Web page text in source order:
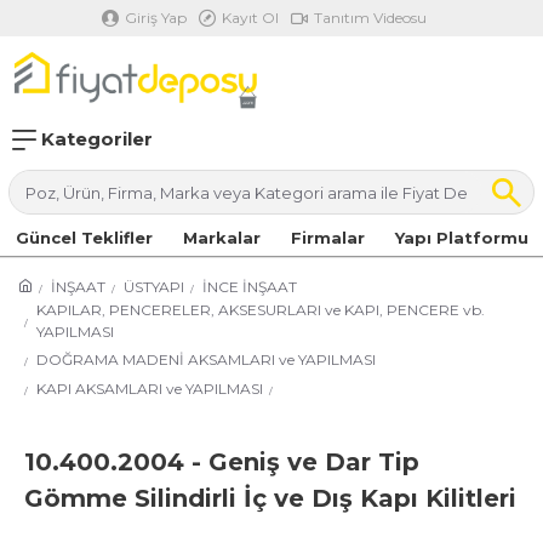
Giriş Yap Kayıt Ol Tanıtım Videosu
Kategoriler
Güncel Teklifler Markalar Firmalar Yapı Platformu
İNŞAAT ÜSTYAPI
İNCE İNŞAAT
KAPILAR, PENCERELER, AKSESURLARI ve KAPI, PENCERE vb.
YAPILMASI
DOĞRAMA MADENİ AKSAMLARI ve YAPILMASI
KAPI AKSAMLARI ve YAPILMASI
10.400.2004 - Geniş ve Dar Tip
Gömme Silindirli İç ve Dış Kapı Kilitleri